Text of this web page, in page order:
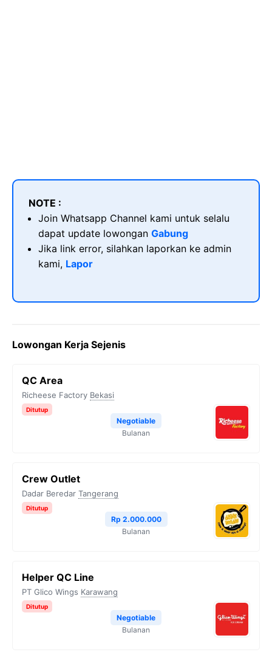
NOTE :
Join Whatsapp Channel kami untuk selalu
dapat update lowongan Gabung
Jika link error, silahkan laporkan ke admin
kami, Lapor
Lowongan Kerja Sejenis
QC Area
Richeese Factory Bekasi
Ditutup
Negotiable
Bulanan
Crew Outlet
Dadar Beredar Tangerang
Ditutup
Rp 2.000.000
Bulanan
Helper QC Line
PT Glico Wings Karawang
Ditutup
Negotiable
Bulanan